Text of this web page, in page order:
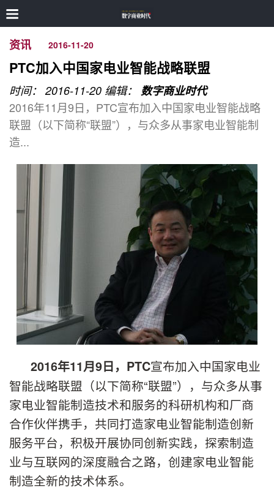
资讯 2016-11-20
PTC加入中国家电业智能战略联盟
时间： 2016-11-20 编辑： 数字商业时代
2016年11月9日，PTC宣布加入中国家电业智能战略
联盟（以下简称“联盟”），与众多从事家电业智能制
造...
2016年11月9日，PTC宣布加入中国家电业
智能战略联盟（以下简称“联盟”），与众多从事
家电业智能制造技术和服务的科研机构和厂商
合作伙伴携手，共同打造家电业智能制造创新
服务平台，积极开展协同创新实践，探索制造
业与互联网的深度融合之路，创建家电业智能
制造全新的技术体系。